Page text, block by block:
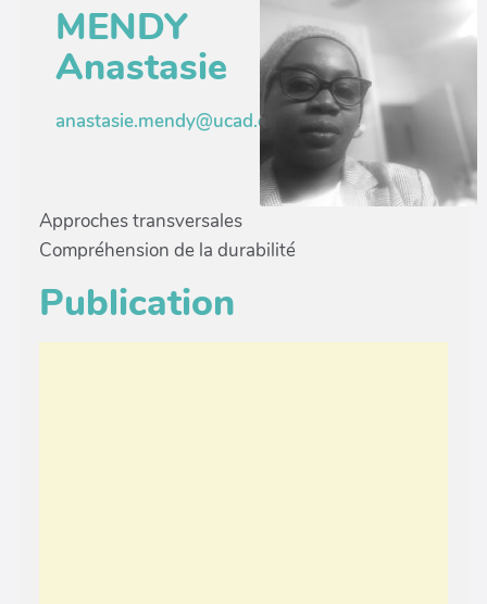
MENDY
Anastasie
anastasie.mendy@ucad.edu.sn
Approches transversales
Compréhension de la durabilité
Publication